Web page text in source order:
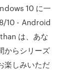
10 に一
10 - Android
は、あな
からシリーズ
楽しみいただ